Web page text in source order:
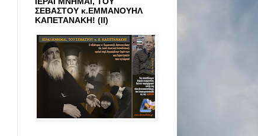
ΣΕΒΑΣΤΟΥ κ.ΕΜΜΑΝΟΥΗΛ
ΚΑΠΕΤΑΝΑΚΗ! (ΙΙ)